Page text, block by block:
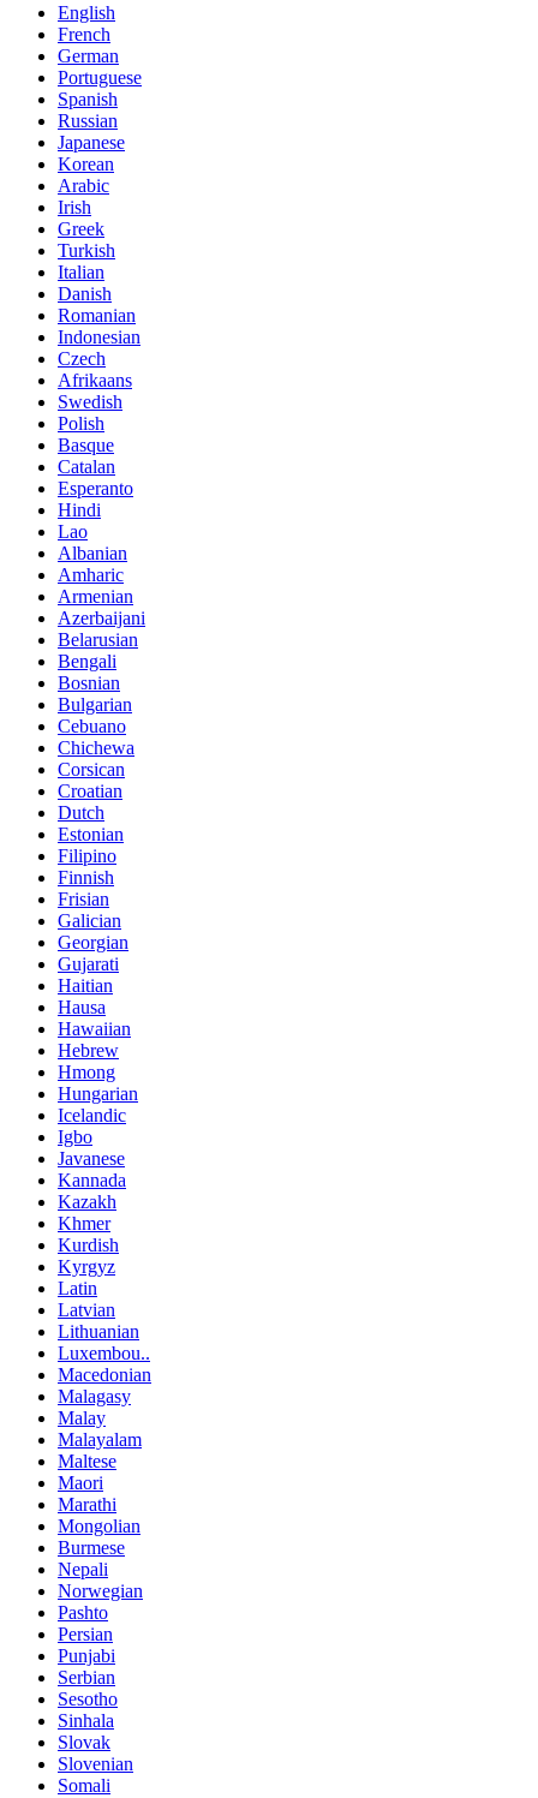
English
French
German
Portuguese
Spanish
Russian
Japanese
Korean
Arabic
Irish
Greek
Turkish
Italian
Danish
Romanian
Indonesian
Czech
Afrikaans
Swedish
Polish
Basque
Catalan
Esperanto
Hindi
Lao
Albanian
Amharic
Armenian
Azerbaijani
Belarusian
Bengali
Bosnian
Bulgarian
Cebuano
Chichewa
Corsican
Croatian
Dutch
Estonian
Filipino
Finnish
Frisian
Galician
Georgian
Gujarati
Haitian
Hausa
Hawaiian
Hebrew
Hmong
Hungarian
Icelandic
Igbo
Javanese
Kannada
Kazakh
Khmer
Kurdish
Kyrgyz
Latin
Latvian
Lithuanian
Luxembou..
Macedonian
Malagasy
Malay
Malayalam
Maltese
Maori
Marathi
Mongolian
Burmese
Nepali
Norwegian
Pashto
Persian
Punjabi
Serbian
Sesotho
Sinhala
Slovak
Slovenian
Somali